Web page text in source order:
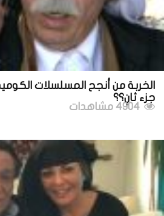
الخربة من أنجح المسلسلات
جزء ثانٍ؟؟